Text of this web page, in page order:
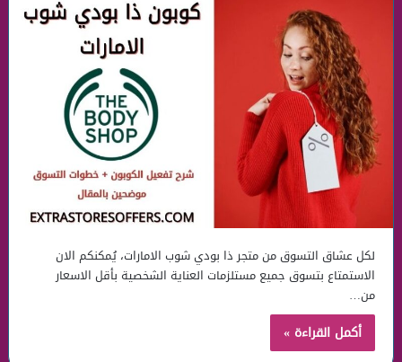
لكل عشاق التسوق من متجر ذا بودي شوب الامارات، يُمكنكم الان
الاستمتاع بتسوق جميع مستلزمات العناية الشخصية بأقل الاسعار
من…
أكمل القراءة »